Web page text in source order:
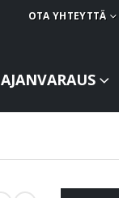
OTA YHTEYTTÄ
AJANVARAUS